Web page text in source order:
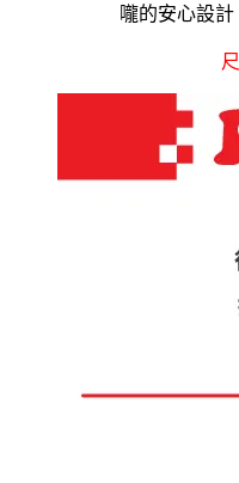
嚨的安心設